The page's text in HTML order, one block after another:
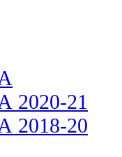
2020-21
2018-20